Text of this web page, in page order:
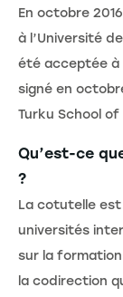
En octobre
à l’Université
été acceptée à
signé en
Turku School of
Qu’est-ce
?
La cotutelle
universités
sur la
la codirection